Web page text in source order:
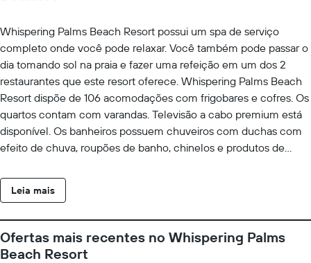
Whispering Palms Beach Resort possui um spa de serviço
completo onde você pode relaxar. Você também pode passar o
dia tomando sol na praia e fazer uma refeição em um dos 2
restaurantes que este resort oferece. Whispering Palms Beach
Resort dispõe de 106 acomodações com frigobares e cofres. Os
quartos contam com varandas. Televisão a cabo premium está
disponível. Os banheiros possuem chuveiros com duchas com
efeito de chuva, roupões de banho, chinelos e produtos de
escrivaninhas, jornais de cortesia e telefones. Os quartos
também apresentam garrafas de água grátis e
fornecida todas as noites e o serviço de limpeza é oferecido
diariamente. Comodidades como ferros/tábuas de passar roupa
Leia mais
Ofertas mais recentes no Whispering Palms
Beach Resort